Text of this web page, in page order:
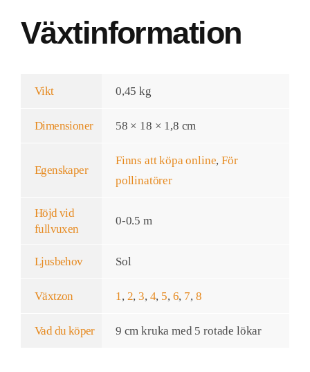
Växtinformation
Vikt 0,45 kg
Dimensioner 58 × 18 × 1,8 cm
Egenskaper
Finns att köpa online,För
pollinatörer
Höjd vid
fullvuxen
0-0.5 m
Ljusbehov Sol
Växtzon 1, 2,3, 4, 5, 6, 7, 8
Vad du köper 9 cm kruka med 5 rotade lökar